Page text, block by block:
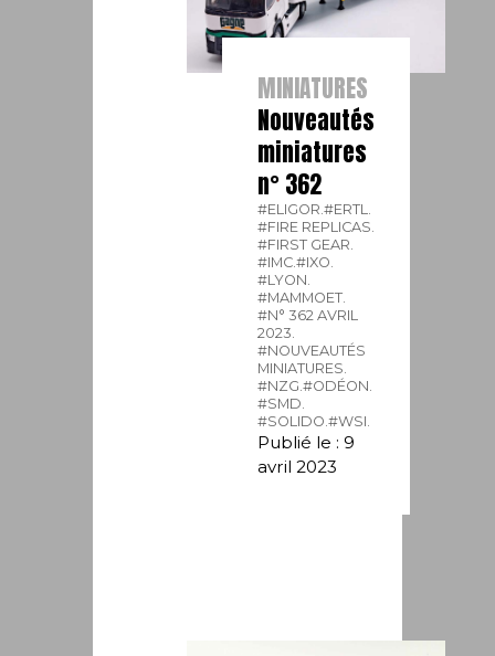
MINIATURES
Nouveautés
miniatures
n° 362
#ELIGOR. #ERTL.
#FIRE REPLICAS.
#FIRST GEAR.
#IMC. #IXO.
#LYON.
#MAMMOET.
#N° 362 AVRIL
2023.
#NOUVEAUTÉS
MINIATURES.
#NZG. #ODÉON.
#SMD.
#SOLIDO. #WSI.
Publié le : 9
avril 2023